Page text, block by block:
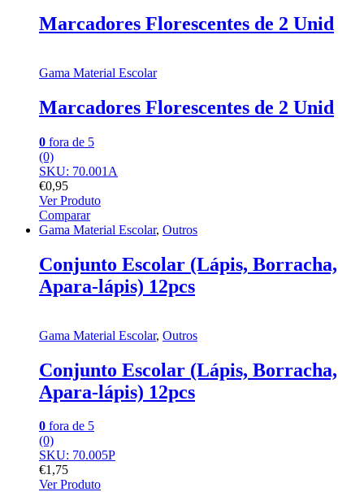
Marcadores Florescentes de 2 Unid
Gama Material Escolar
Marcadores Florescentes de 2 Unid
0 fora de 5
(0)
SKU: 70.001A
€0,95
Ver Produto
Comparar
Gama Material Escolar, Outros
Conjunto Escolar (Lápis, Borracha,
Apara-lápis) 12pcs
Gama Material Escolar, Outros
Conjunto Escolar (Lápis, Borracha,
Apara-lápis) 12pcs
0 fora de 5
(0)
SKU: 70.005P
€1,75
Ver Produto